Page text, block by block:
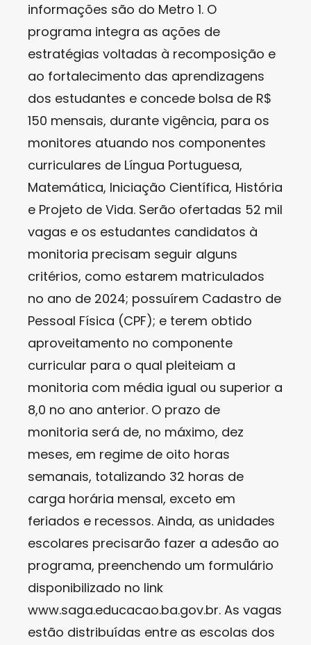
informações são do Metro 1. O
programa integra as ações de
estratégias voltadas à recomposição e
ao fortalecimento das aprendizagens
dos estudantes e concede bolsa de R$
150 mensais, durante vigência, para os
monitores atuando nos componentes
curriculares de Língua Portuguesa,
Matemática, Iniciação Científica, História
e Projeto de Vida. Serão ofertadas 52 mil
vagas e os estudantes candidatos à
monitoria precisam seguir alguns
critérios, como estarem matriculados
no ano de 2024; possuírem Cadastro de
Pessoal Física (CPF); e terem obtido
aproveitamento no componente
curricular para o qual pleiteiam a
monitoria com média igual ou superior a
8,0 no ano anterior. O prazo de
monitoria será de, no máximo, dez
meses, em regime de oito horas
semanais, totalizando 32 horas de
carga horária mensal, exceto em
feriados e recessos. Ainda, as unidades
escolares precisarão fazer a adesão ao
programa, preenchendo um formulário
disponibilizado no link
www.saga.educacao.ba.gov.br. As vagas
estão distribuídas entre as escolas dos